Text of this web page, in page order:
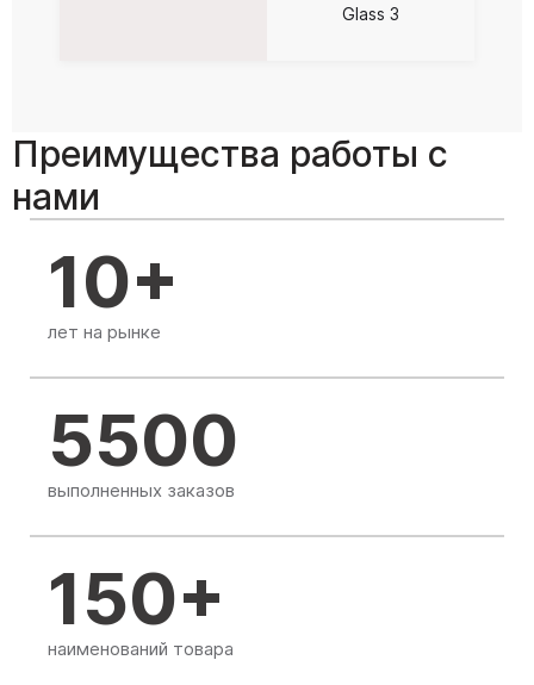
Glass 3
Преимущества работы с
нами
10+
лет на рынке
5500
выполненных заказов
150+
наименований товара